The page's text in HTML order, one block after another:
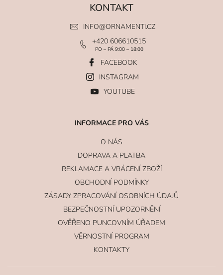
KONTAKT
INFO@ORNAMENTI.CZ
+420 606610515
PO – PÁ 9:00 – 18:00
FACEBOOK
INSTAGRAM
YOUTUBE
INFORMACE PRO VÁS
O NÁS
DOPRAVA A PLATBA
REKLAMACE A VRÁCENÍ ZBOŽÍ
OBCHODNÍ PODMÍNKY
ZÁSADY ZPRACOVÁNÍ OSOBNÍCH ÚDAJŮ
BEZPEČNOSTNÍ UPOZORNĚNÍ
OVĚŘENO PUNCOVNÍM ÚŘADEM
VĚRNOSTNÍ PROGRAM
KONTAKTY